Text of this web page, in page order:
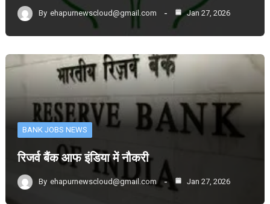
By ehapurnewscloud@gmail.com Jan 27, 2026
BANK JOBS NEWS
रिजर्व बैंक आफ इंडिया में नौकरी
By ehapurnewscloud@gmail.com Jan 27, 2026